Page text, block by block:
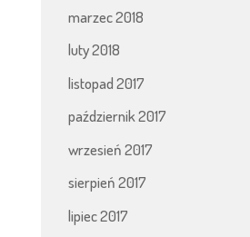
marzec 2018
luty 2018
listopad 2017
październik 2017
wrzesień 2017
sierpień 2017
lipiec 2017